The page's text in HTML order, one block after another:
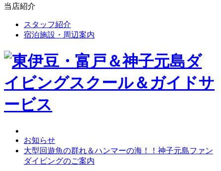
当店紹介
スタッフ紹介
宿泊施設・周辺案内
お知らせ
大型回遊魚の群れ＆ハンマーの海！！神子元島ファン
ダイビングのご案内